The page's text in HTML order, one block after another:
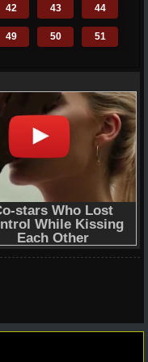
42 43 44
49 50 51
63 64 65
70 72
114 116
121
128 129 130
135 136